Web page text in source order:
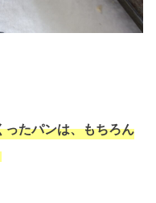
ったパンは、もちろん